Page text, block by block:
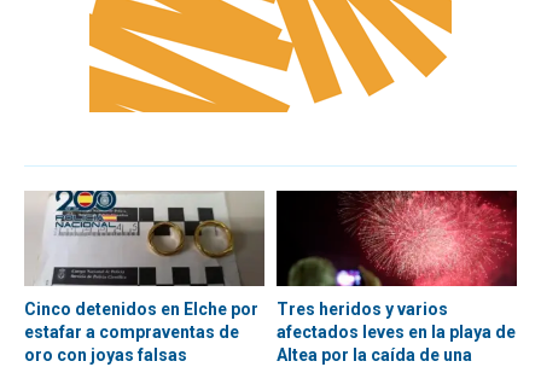
Cinco detenidos en Elche por
estafar a compraventas de
oro con joyas falsas
Tres heridos y varios
afectados leves en la playa de
Altea por la caída de una